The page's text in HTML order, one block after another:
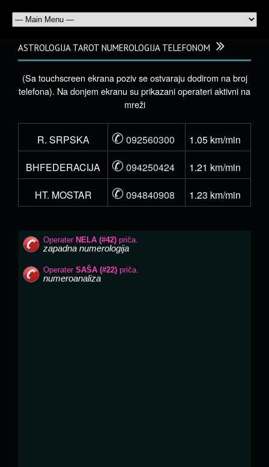
ASTROLOGIJA TAROT NUMEROLOGIJA TELEFONOM
(Sa touchscreen ekrana poziv se ostvaraju dodirom na broj
telefona). Na donjem ekranu su prikazani operateri aktivni na
mreži
R. SRPSKA ✆ 092560300
1.05 km/min
BHFEDERACIJA
✆ 094250424
1.21 km/min
HT. MOSTAR
✆ 094840908 1.23 km/min